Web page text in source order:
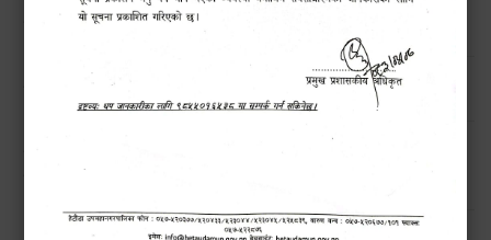
हेटौंडाका चराहरु (Birds of Hetauda)
नगरबासीहरुमा बाढी पहिरो सम्बन्धी सूचना।।